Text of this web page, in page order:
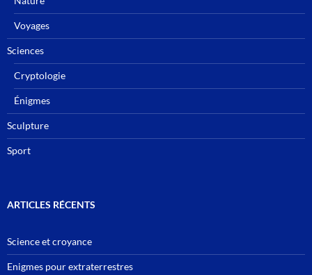
Voyages
Sciences
Cryptologie
Énigmes
Sculpture
Sport
ARTICLES RÉCENTS
Science et croyance
Enigmes pour extraterrestres